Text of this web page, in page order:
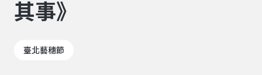
其事》
臺北藝穗節